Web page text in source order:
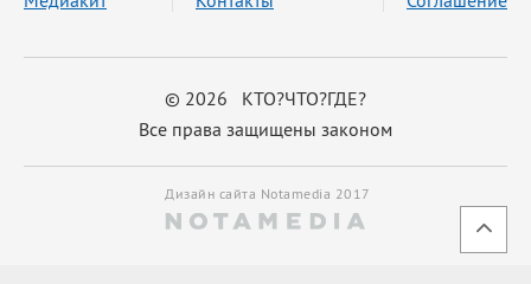
© 2026 КТО?ЧТО?ГДЕ?
Все права защищены законом
Дизайн сайта Notamedia 2017